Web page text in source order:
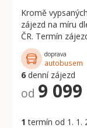
Kromě
zájezd na míru
ČR. Termín
doprava
autobusem
6 denní zájezd
od 9
1 termín od 1. 1.